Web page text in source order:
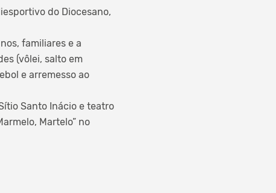
do Diocesano,
familiares e a
(vôlei, salto em
e arremesso ao
Santo Inácio e teatro
Martelo” no